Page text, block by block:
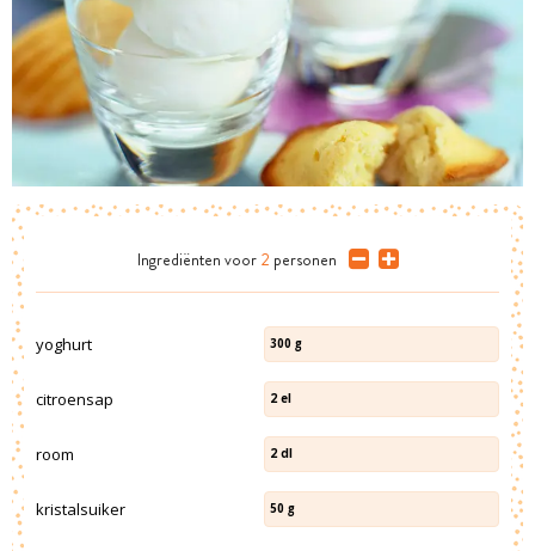
Ingrediënten voor 2 personen
yoghurt 300 g
citroensap 2 el
room 2 dl
kristalsuiker 50 g